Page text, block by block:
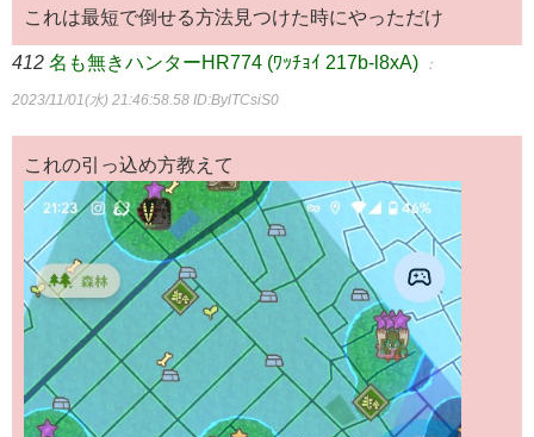
これは最短で倒せる方法見つけた時にやっただけ
412 名も無きハンターHR774 (ﾜｯﾁｮｲ 217b-l8xA) ：
2023/11/01(水) 21:46:58.58 ID:BylTCsiS0
これの引っ込め方教えて